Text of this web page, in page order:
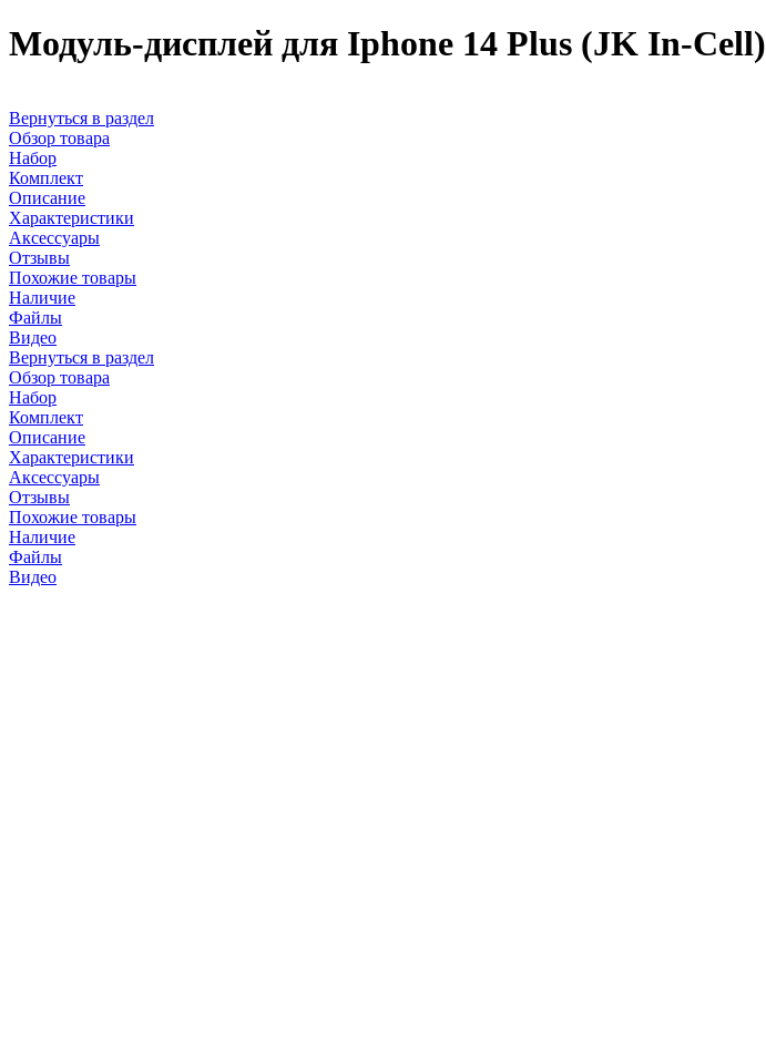
Модуль-дисплей для Iphone 14 Plus (JK In-Cell)
Вернуться в раздел
Обзор товара
Набор
Комплект
Описание
Характеристики
Аксессуары
Отзывы
Похожие товары
Наличие
Файлы
Видео
Вернуться в раздел
Обзор товара
Набор
Комплект
Описание
Характеристики
Аксессуары
Отзывы
Похожие товары
Наличие
Файлы
Видео